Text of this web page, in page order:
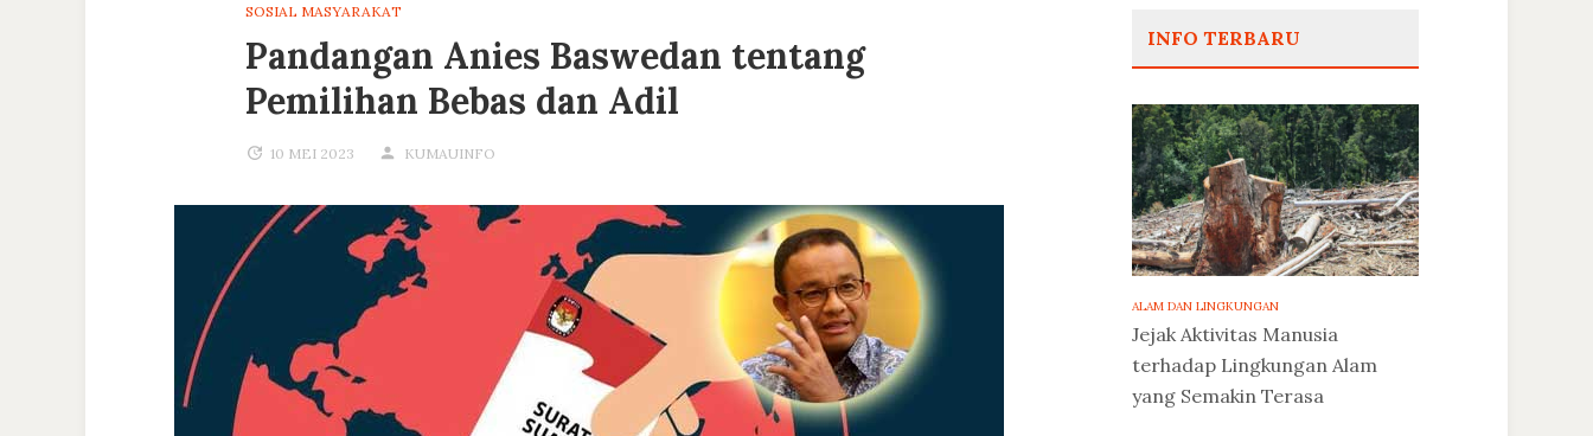
SOSIAL MASYARAKAT
Pandangan Anies Baswedan tentang
Pemilihan Bebas dan Adil
10 MEI 2023 KUMAUINFO
INFO TERBARU
ALAM DAN LINGKUNGAN
Jejak Aktivitas Manusia
terhadap Lingkungan Alam
yang Semakin Terasa